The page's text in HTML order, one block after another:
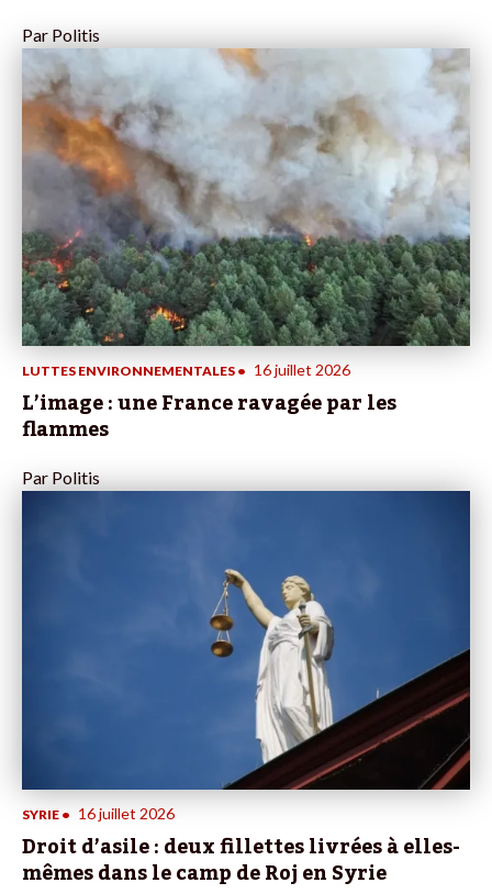
Par Politis
LUTTES ENVIRONNEMENTALES • 16 juillet 2026
L’image : une France ravagée par les
flammes
Par Politis
SYRIE • 16 juillet 2026
Droit d’asile : deux fillettes livrées à elles-
mêmes dans le camp de Roj en Syrie